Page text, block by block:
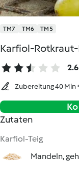
TM7 TM6 TM5
Karfiol-Rotkraut-
2.6
Zubereitung 40 Min
Zutaten
Karfiol-Teig
Mandeln,